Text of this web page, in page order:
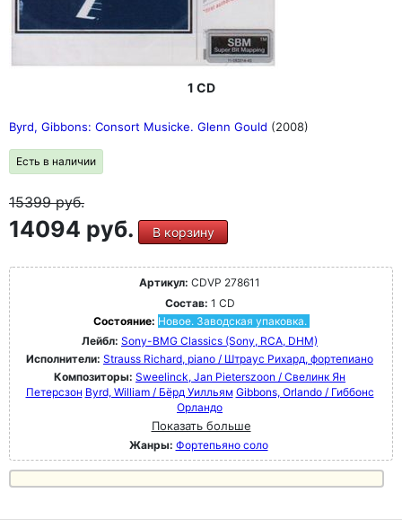
1 CD
Byrd, Gibbons: Consort Musicke. Glenn Gould (2008)
Есть в наличии
15399руб.
14094 руб. В корзину
Артикул: CDVP 278611
Состав: 1 CD
Состояние: Новое. Заводская упаковка.
Лейбл: Sony-BMG Classics (Sony, RCA, DHM)
Исполнители: Strauss Richard, piano / Штраус Рихард, фортепиано
Композиторы: Sweelinck, Jan Pieterszoon / Свелинк Ян
Петерсзон Byrd, William / Бёрд Уилльям Gibbons, Orlando / Гиббонс
Орландо
Показать больше
Жанры: Фортепьяно соло